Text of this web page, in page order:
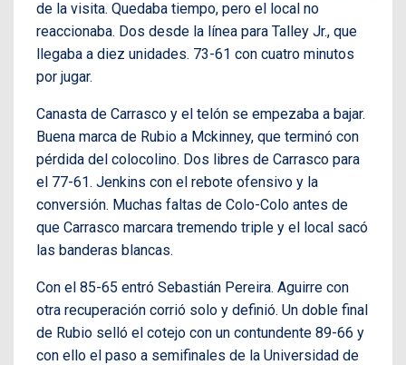
de la visita. Quedaba tiempo, pero el local no
reaccionaba. Dos desde la línea para Talley Jr., que
llegaba a diez unidades. 73-61 con cuatro minutos
por jugar.
Canasta de Carrasco y el telón se empezaba a bajar.
Buena marca de Rubio a Mckinney, que terminó con
pérdida del colocolino. Dos libres de Carrasco para
el 77-61. Jenkins con el rebote ofensivo y la
conversión. Muchas faltas de Colo-Colo antes de
que Carrasco marcara tremendo triple y el local sacó
las banderas blancas.
Con el 85-65 entró Sebastián Pereira. Aguirre con
otra recuperación corrió solo y definió. Un doble final
de Rubio selló el cotejo con un contundente 89-66 y
con ello el paso a semifinales de la Universidad de